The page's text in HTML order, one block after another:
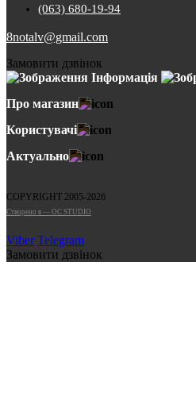
(063) 680-19-94
8notalv@gmail.com
Замовити дзвінок
Інформація
Про магазин
Користувачі
Актуально
COPYRIGHT 2005-2026
Cтворено в — OC STUDIO
Viber Telegram
Замовити дзвінок